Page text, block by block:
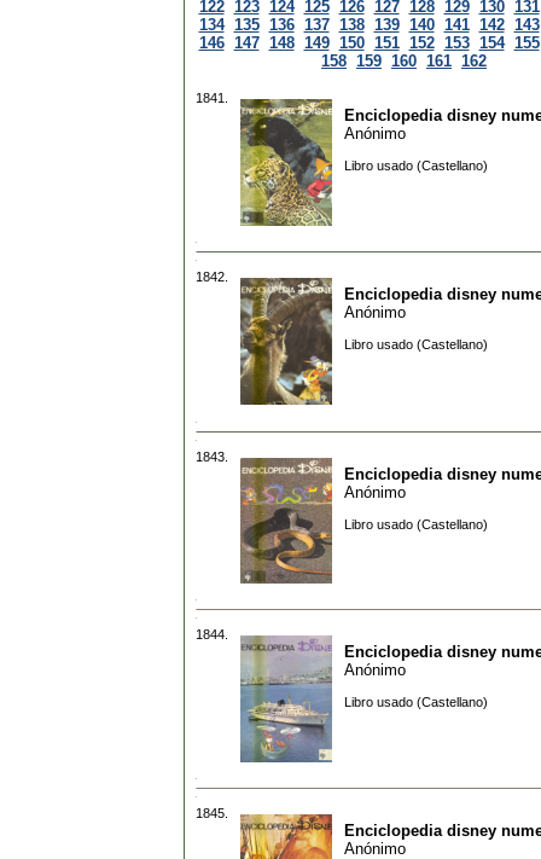
122 123 124 125 126 127 128 129 130 131
134 135 136 137 138 139 140 141 142 143
146 147 148 149 150 151 152 153 154 155
158 159 160 161 162
1841.
Enciclopedia disney
Anónimo
Libro usado (Castellano)
1842.
Enciclopedia disney
Anónimo
Libro usado (Castellano)
1843.
Enciclopedia disney
Anónimo
Libro usado (Castellano)
1844.
Enciclopedia disney
Anónimo
Libro usado (Castellano)
1845.
Enciclopedia disney
Anónimo